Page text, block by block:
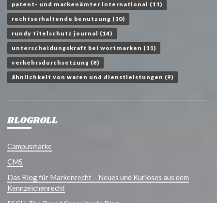
patent- und markenämter international (11)
rechtserhaltende benutzung (10)
rundy titelschutz journal (14)
unterscheidungskraft bei wortmarken (11)
verkehrsdurchsetzung (8)
ähnlichkeit von waren und dienstleistungen (9)
BLOGROLL
Campusmarke
CMS
Das Blog für Markenrecht – Neues und Kurioses aus dem
Kennzeichenrecht